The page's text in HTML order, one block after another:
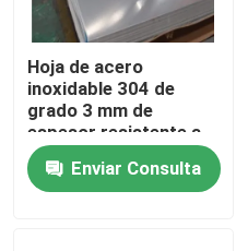
Hoja de acero
inoxidable 304 de
grado 3 mm de
espesor resistente a
la corrosión para uso
industrialEnviar Consulta